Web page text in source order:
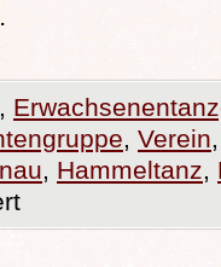
,
, Verein
, Hammeltanz,